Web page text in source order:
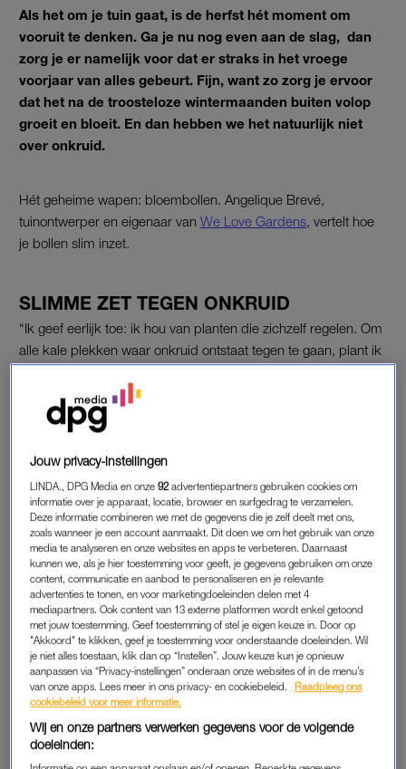
Als het om je tuin gaat, is de herfst hét moment om
vooruit te denken. Ga je nu nog even aan de slag, dan
zorg je er namelijk voor dat er straks in het vroege
voorjaar van alles gebeurt. Fijn, want zo zorg je ervoor
dat het na de troosteloze wintermaanden buiten volop
groeit en bloeit. En dan hebben we het natuurlijk niet
over onkruid.
Hét geheime wapen: bloembollen. Angelique Brevé,
tuinontwerper en eigenaar van We Love Gardens, vertelt hoe
je bollen slim inzet.
SLIMME ZET TEGEN ONKRUID
“Ik geef eerlijk toe: ik hou van planten die zichzelf regelen. Om
alle kale plekken waar onkruid ontstaat tegen te gaan, plant ik
daarom verwilderingsbollen. Mijn favorieten? Druifjes (blauw,
wit, paars, roze of gemixt) en crocussen. Die vormen na een
paar jaar een dicht tapijt en houden zo onkruid tegen.
Wil je straks in het voorjaar meteen effect zien, wees dan niet
klinkt misschien overdreven, maar ze zijn piepklein en zo’n
grote zak zet dus echt zoden aan de dijk. Geloof me: de tuin
voelt straks totaal anders, alsof de gordijnen openzwaaien en
het nieuwe seizoen begint.
IETS ANDERS DAN DE BUREN
Dringend behoefte aan wat onderscheid? Laat de standaard
bollen links liggen en ga eens voor:
Eremurus:een spectaculaire steel met honderden
bloemen, soms wel 2,5 meter hoog.
Eranthis:
Jouw privacy-instellingen
LINDA., DPG Media en onze92 advertentiepartners gebruiken cookies om
informatie over je apparaat, locatie, browser en surfgedrag te verzamelen.
Deze informatie combineren we met de gegevens die je zelf deelt met ons,
zoals wanneer je een account aanmaakt. Dit doen we om het gebruik van onze
media te analyseren en onze websites en apps te verbeteren. Daarnaast
kunnen we, als je hier toestemming voor geeft, je gegevens gebruiken om onze
content, communicatie en aanbod te personaliseren en je relevante
advertenties te tonen, en voor marketingdoeleinden delen met 4
mediapartners. Ook content van 13 externe platformen wordt enkel getoond
met jouw toestemming. Geef toestemming of stel je eigen keuze in. Door op
"Akkoord" te klikken, geef je toestemming voor onderstaande doeleinden. Wil
je niet alles toestaan, klik dan op “Instellen”. Jouw keuze kun je opnieuw
aanpassen via “Privacy-instellingen” onderaan onze websites of in de menu’s
van onze apps. Lees meer in ons privacy- en cookiebeleid.
Raadpleeg ons
cookiebeleid voor meer informatie.
Wij en onze partners verwerken gegevens voor de volgende
doeleinden: